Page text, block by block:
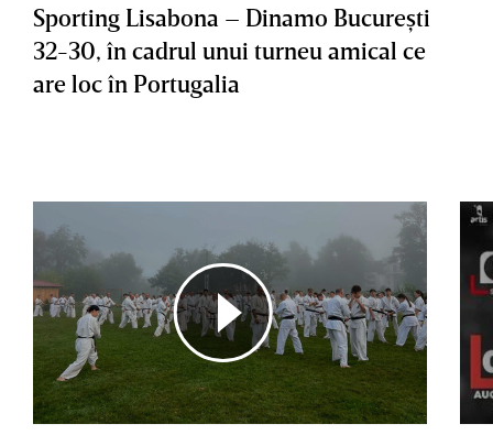
Sporting Lisabona – Dinamo Bucureşti
32-30, în cadrul unui turneu amical ce
are loc în Portugalia